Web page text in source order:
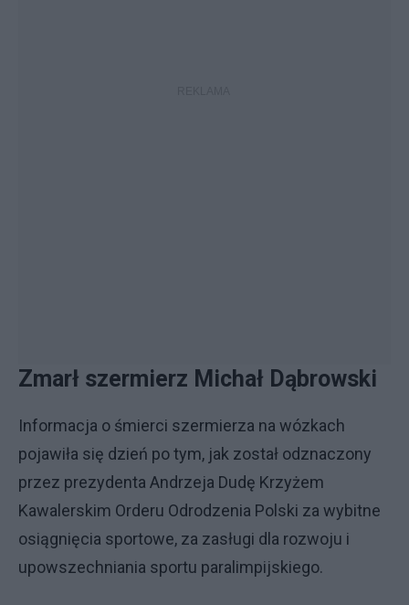
Zmarł szermierz Michał Dąbrowski
Informacja o śmierci szermierza na wózkach
pojawiła się dzień po tym, jak został odznaczony
przez prezydenta Andrzeja Dudę Krzyżem
Kawalerskim Orderu Odrodzenia Polski za wybitne
osiągnięcia sportowe, za zasługi dla rozwoju i
upowszechniania sportu paralimpijskiego.